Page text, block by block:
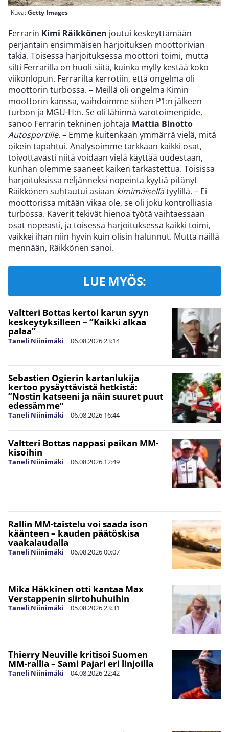
Kuva:Getty Images
Ferrarin Kimi Räikkönen joutui keskeyttämään
perjantain ensimmäisen harjoituksen moottorivian
takia. Toisessa harjoituksessa moottori toimi, mutta
silti Ferrarilla on huoli siitä, kuinka mylly kestää koko
viikonlopun. Ferrarilta kerrotiin, että ongelma oli
moottorin turbossa. – Meillä oli ongelma Kimin
moottorin kanssa, vaihdoimme siihen P1:n jälkeen
turbon ja MGU-H:n. Se oli lähinnä varotoimenpide,
sanoo Ferrarin tekninen johtaja Mattia Binotto
Autosportille. – Emme kuitenkaan ymmärrä vielä, mitä
oikein tapahtui. Analysoimme tarkkaan kaikki osat,
toivottavasti niitä voidaan vielä käyttää uudestaan,
kunhan olemme saaneet kaiken tarkastettua. Toisissa
harjoituksissa neljänneksi nopeinta kyytiä pitänyt
Räikkönen suhtautui asiaan kimimäisellätyylillä. – Ei
moottorissa mitään vikaa ole, se oli joku kontrolliasia
turbossa. Kaverit tekivät hienoa työtä vaihtaessaan
osat nopeasti, ja toisessa harjoituksessa kaikki toimi,
vaikkei ihan niin hyvin kuin olisin halunnut. Mutta näillä
mennään, Räikkönen sanoi.
LUE MYÖS:
Valtteri Bottas kertoi karun syyn
keskeytyksilleen – ”Kaikki alkaa
palaa”
Taneli Niinimäki | 06.08.202623:14
Sebastien Ogierin kartanlukija
kertoo pysäyttävistä hetkistä:
”Nostin katseeni ja näin suuret puut
edessämme”
Taneli Niinimäki | 06.08.2026 16:44
Valtteri Bottas nappasi paikan MM-
kisoihin
Taneli Niinimäki | 06.08.2026 12:49
Rallin MM-taistelu voi saada ison
käänteen – kauden päätöskisa
vaakalaudalla
Taneli Niinimäki | 06.08.202600:07
Mika Häkkinen otti kantaa Max
Verstappenin siirtohuhuihin
Taneli Niinimäki | 05.08.202623:31
Thierry Neuville kritisoi Suomen
MM-rallia – Sami Pajari eri linjoilla
Taneli Niinimäki | 04.08.202622:42